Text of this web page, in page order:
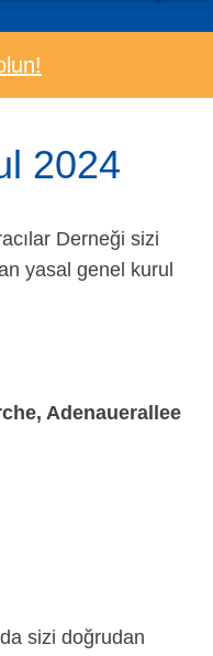
2024
Derneği sizi
yasal genel kurul
Adenauerallee
sizi doğrudan